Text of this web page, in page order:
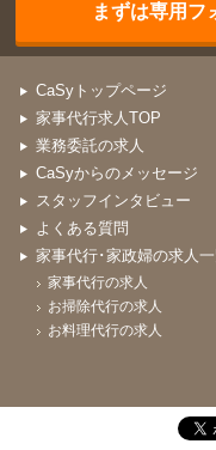
まずは専用フ
CaSyトップページ
家事代行求人TOP
業務委託の求人
CaSyからのメッセージ
スタッフインタビュー
よくある質問
家事代行･家政婦の求人
家事代行の求人
お掃除代行の求人
お料理代行の求人